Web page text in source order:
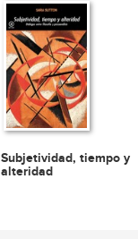
Subjetividad, tiempo y
alteridad